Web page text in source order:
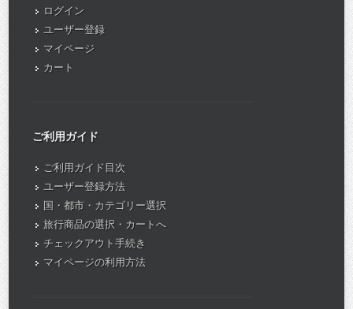
ログイン
ユーザー登録
マイページ
カート
ご利用ガイド
ご利用ガイド目次
ユーザー登録方法
国・都市・カテゴリー選択
旅行商品の選択・カートへ
チェックアウト手続き
マイページの利用方法